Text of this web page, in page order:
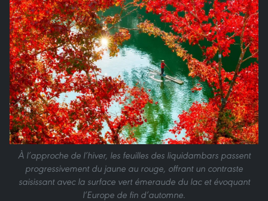
À l’approche de l’hiver, les feuilles des liquidambars passent
progressivement du jaune au rouge, offrant un contraste
saisissant avec la surface vert émeraude du lac et évoquant
l’Europe de fin d’automne.